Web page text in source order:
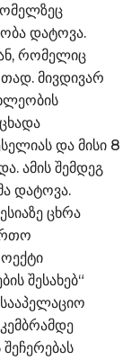
დატოვა.
რომელიც
მივდივარ
და მისი 8
ამის შემდეგ
დატოვა.
ცხრა
შესახებ“